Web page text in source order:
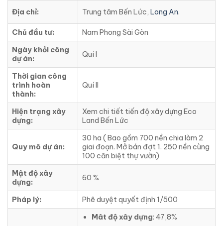
Địa chỉ: Trung tâm Bến Lức, Long An.
Chủ đầu tư:
Nam Phong Sài Gòn
Ngày khỏi công
dự án:
Quí I
Thời gian công
trình hoàn
thành:
Quí II
Hiện trạng xây
dựng:
Xem chi tiết tiến độ xây dựng Eco
Land Bến Lức
Quy mô dự án:
30 ha ( Bao gồm 700 nền chia làm 2
giai đoạn. Mở bán đợt 1. 250 nền cùng
100 căn biệt thự vườn)
Mật độ xây
dựng:
60 %
Pháp lý: Phê duyệt quyết định 1/500
Mât độ xây dựng: 47,8%